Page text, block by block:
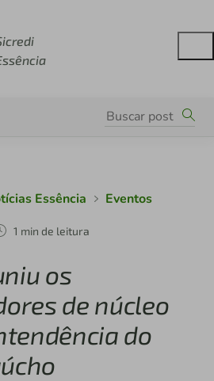
Essência Eventos
1 min de leitura
os
de núcleo
do